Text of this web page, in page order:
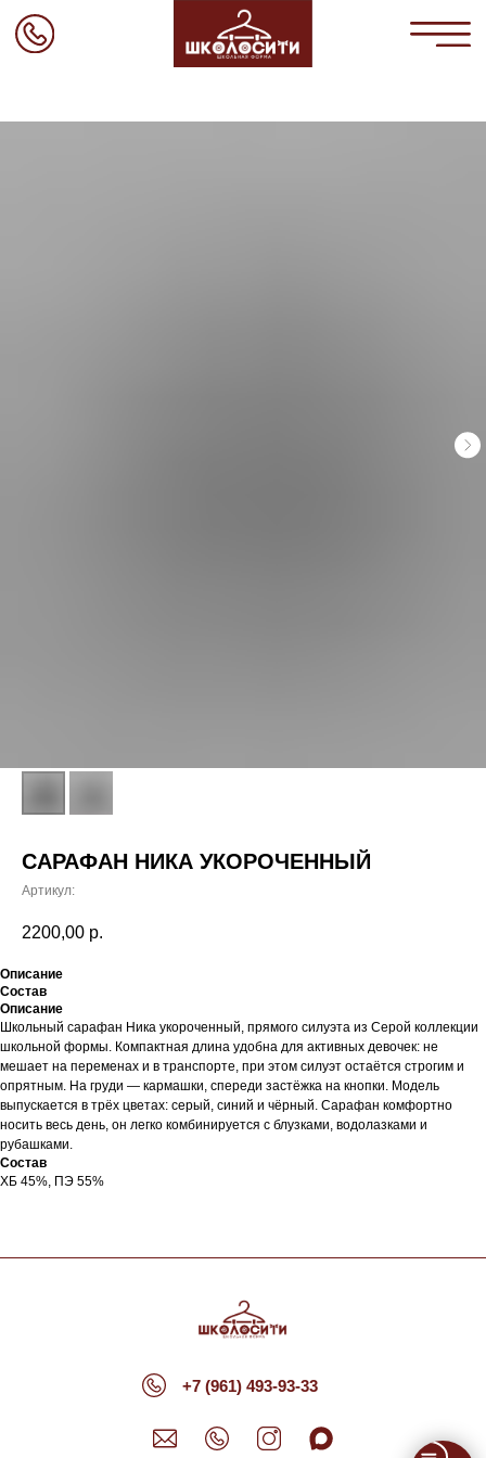
CАРАФАН НИКА УКОРОЧЕННЫЙ
Артикул:
2200,00 р.
Описание
Состав
Описание
Школьный сарафан Ника укороченный, прямого силуэта из Серой коллекции
школьной формы. Компактная длина удобна для активных девочек: не
мешает на переменах и в транспорте, при этом силуэт остаётся строгим и
опрятным. На груди — кармашки, спереди застёжка на кнопки. Модель
выпускается в трёх цветах: серый, синий и чёрный. Сарафан комфортно
носить весь день, он легко комбинируется с блузками, водолазками и
рубашками.
Состав
ХБ 45%, ПЭ 55%
+7 (961) 493-93-33